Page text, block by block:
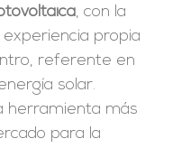
, con la
propia
referente en
solar.
herramienta más
para la